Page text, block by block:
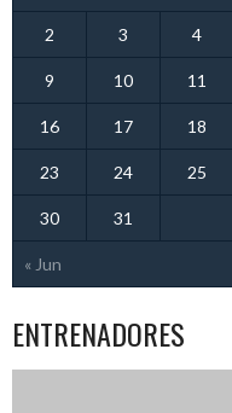
« Jun
2 3 4
9 10 11
16 17 18
23 24 25
30 31
ENTRENADORES